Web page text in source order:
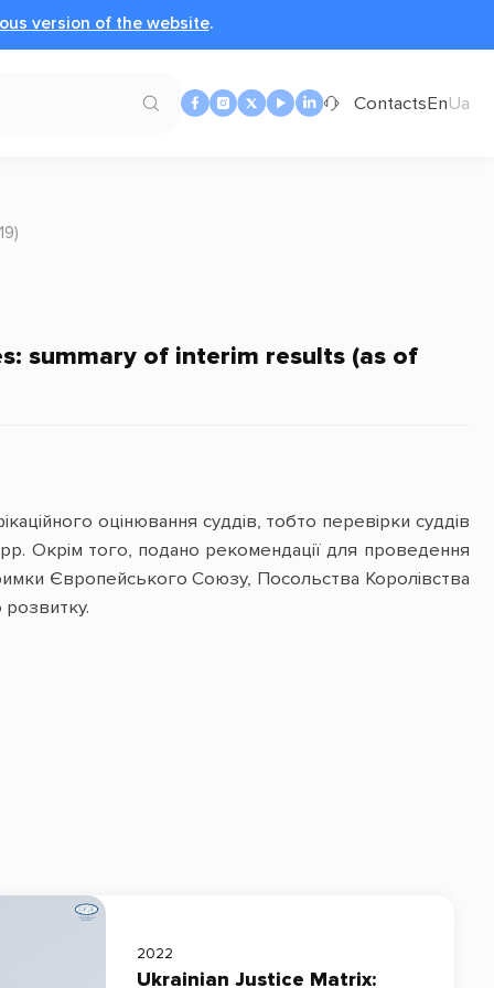
version of the website.
ContactsEnUa
summary of interim results (as of
оцінювання суддів, тобто перевірки суддів
рр. Окрім того, подано рекомендації для проведення
Європейського Союзу, Посольства Королівства
2022
Ukrainian Justice Matrix: